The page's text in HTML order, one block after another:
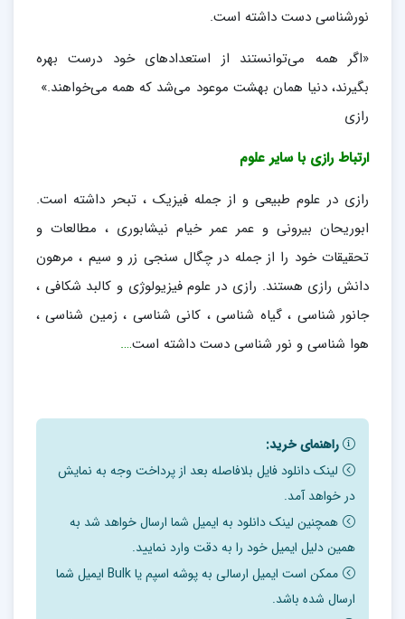
نورشناسی دست داشته است.
«اگر همه می‌توانستند از استعدادهای خود درست بهره
بگیرند، دنیا همان بهشت موعود می‌شد که همه می‌خواهند.»
رازی
ارتباط رازی با سایر علوم
رازی در علوم طبیعی و از جمله فیزیک ، تبحر داشته است.
ابوریحان بیرونی و عمر عمر خیام نیشابوری ، مطالعات و
تحقیقات خود را از جمله در چگال سنجی زر و سیم ، مرهون
دانش رازی هستند. رازی در علوم فیزیولوژی و کالبد شکافی ،
جانور شناسی ، گیاه شناسی ، کانی شناسی ، زمین شناسی ،
هوا شناسی و نور شناسی دست داشته است….
راهنمای خرید:
لینک دانلود فایل بلافاصله بعد از پرداخت وجه به نمایش
در خواهد آمد.
همچنین لینک دانلود به ایمیل شما ارسال خواهد شد به
همین دلیل ایمیل خود را به دقت وارد نمایید.
ممکن است ایمیل ارسالی به پوشه اسپم یا Bulk ایمیل شما
ارسال شده باشد.